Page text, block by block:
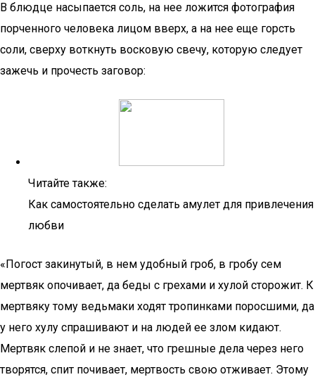
В блюдце насыпается соль, на нее ложится фотография
порченного человека лицом вверх, а на нее еще горсть
соли, сверху воткнуть восковую свечу, которую следует
зажечь и прочесть заговор:
Читайте также:
Как самостоятельно сделать амулет для привлечения
любви
«Погост закинутый, в нем удобный гроб, в гробу сем
мертвяк опочивает, да беды с грехами и хулой сторожит. К
мертвяку тому ведьмаки ходят тропинками поросшими, да
у него хулу спрашивают и на людей ее злом кидают.
Мертвяк слепой и не знает, что грешные дела через него
творятся, спит почивает, мертвость свою отживает. Этому